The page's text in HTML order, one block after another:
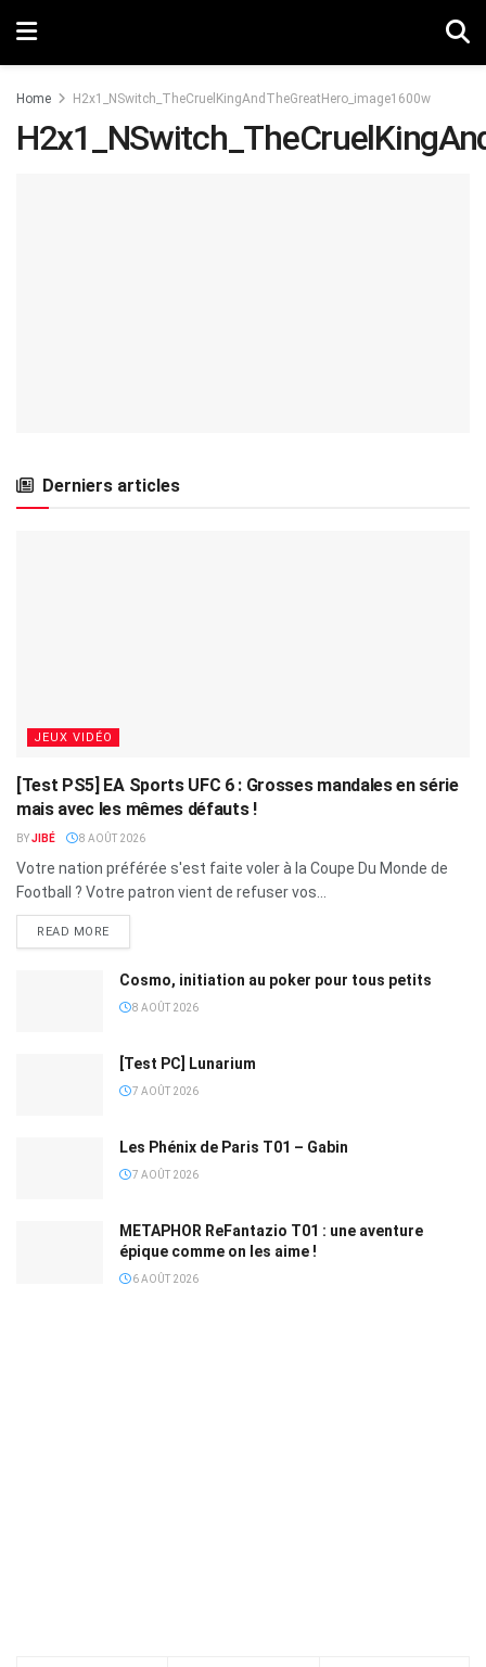
Home H2x1_NSwitch_TheCruelKingAndTheGreatHero_image1600w
Derniers articles
JEUX VIDÉO
[Test PS5] EA Sports UFC 6 : Grosses mandales en série
mais avec les mêmes défauts !
BYJIBÉ 8 AOÛT 2026
Votre nation préférée s'est faite voler à la Coupe Du Monde de
Football ? Votre patron vient de refuser vos...
READ MORE
Cosmo, initiation au poker pour tous petits
8 AOÛT 2026
[Test PC] Lunarium
7 AOÛT 2026
Les Phénix de Paris T01 – Gabin
7 AOÛT 2026
METAPHOR ReFantazio T01 : une aventure
épique comme on les aime !
6 AOÛT 2026